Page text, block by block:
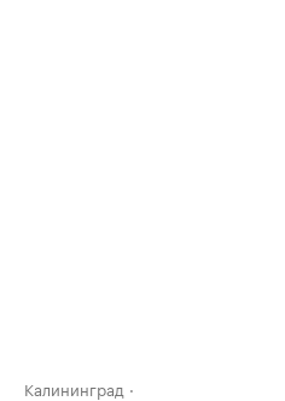
Калининград